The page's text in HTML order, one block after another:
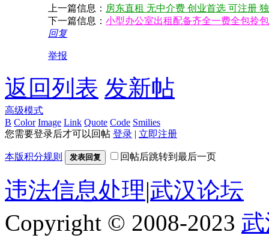
上一篇信息： 房东直租 无中介费 创业首选 可注册
下一篇信息： 小型办公室出租配备齐全一费全包拎
回复
举报
返回列表 发新帖
高级模式
B Color Image Link Quote Code Smilies
您需要登录后才可以回帖 登录 | 立即注册
本版积分规则 发表回复 回帖后跳转到最后一页
违法信息处理|武汉论坛
Copyright © 2008-2023